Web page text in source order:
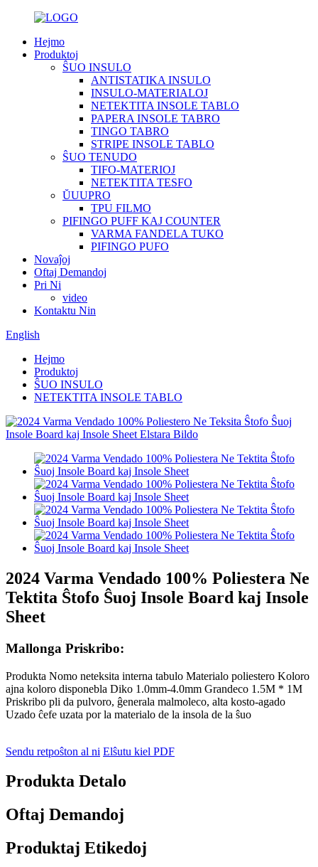
Hejmo
Produktoj
ŜUO INSULO
ANTISTATIKA INSULO
INSULO-MATERIALOJ
NETEKTITA INSOLE TABLO
PAPERA INSOLE TABRO
TINGO TABRO
STRIPE INSOLE TABLO
ŜUO TENUDO
TIFO-MATERIOJ
NETEKTITA TESFO
ŬUUPRO
TPU FILMO
PIFINGO PUFF KAJ COUNTER
VARMA FANDELA TUKO
PIFINGO PUFO
Novaĵoj
Oftaj Demandoj
Pri Ni
video
Kontaktu Nin
English
Hejmo
Produktoj
ŜUO INSULO
NETEKTITA INSOLE TABLO
2024 Varma Vendado 100% Poliestera Ne
Tektita Ŝtofo Ŝuoj Insole Board kaj Insole
Sheet
Mallonga Priskribo:
Produkta Nomo neteksita interna tabulo Materialo poliestero Koloro
ajna koloro disponebla Diko 1.0mm-4.0mm Grandeco 1.5M * 1M
Priskribo pli da pulvoro, ĝenerala malmoleco, alta kosto-agado
Uzado ĉefe uzata por la materialo de la insola de la ŝuo
Sendu retpoŝton al ni Elŝutu kiel PDF
Produkta Detalo
Oftaj Demandoj
Produktaj Etikedoj